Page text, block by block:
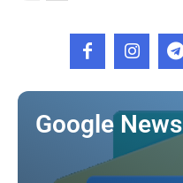
Google News